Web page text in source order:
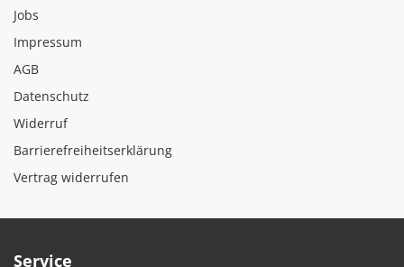
Jobs
Impressum
AGB
Datenschutz
Widerruf
Barrierefreiheitserklärung
Vertrag widerrufen
Service